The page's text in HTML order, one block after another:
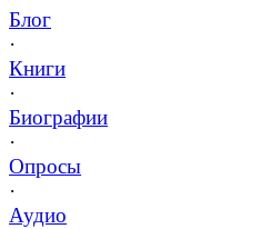
Блог
·
Книги
·
Биографии
·
Опросы
·
Аудио